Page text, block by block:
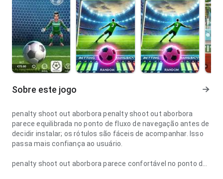
Sobre este jogo
penalty shoot out aborbora penalty shoot out aborbora
parece equilibrada no ponto de fluxo de navegação antes de
decidir instalar; os rótulos são fáceis de acompanhar. Isso
passa mais confiança ao usuário.
penalty shoot out aborbora parece confortável no ponto de